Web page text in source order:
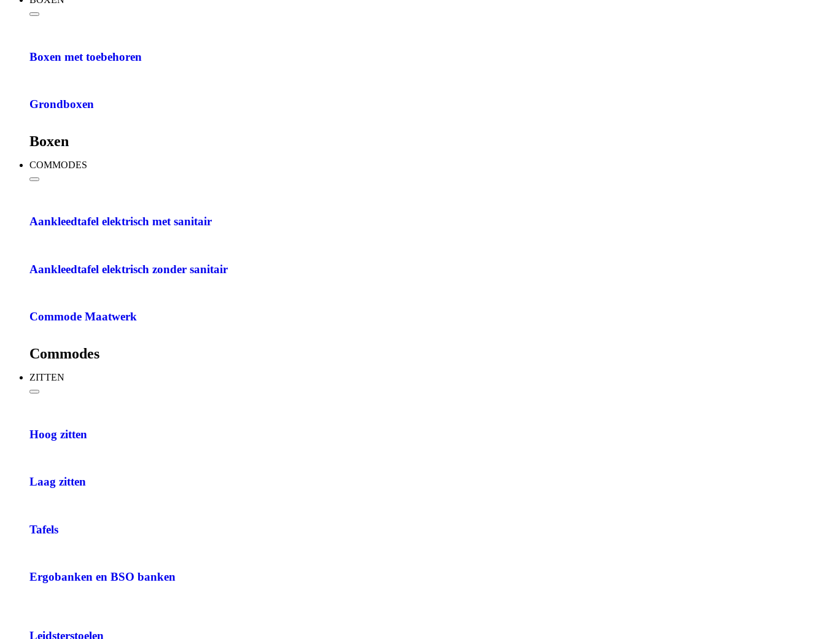
Boxen met toebehoren
Grondboxen
Boxen
COMMODES
Aankleedtafel elektrisch met sanitair
Aankleedtafel elektrisch zonder sanitair
Commode Maatwerk
Commodes
ZITTEN
Hoog zitten
Laag zitten
Tafels
Ergobanken en BSO banken
Leidsterstoelen